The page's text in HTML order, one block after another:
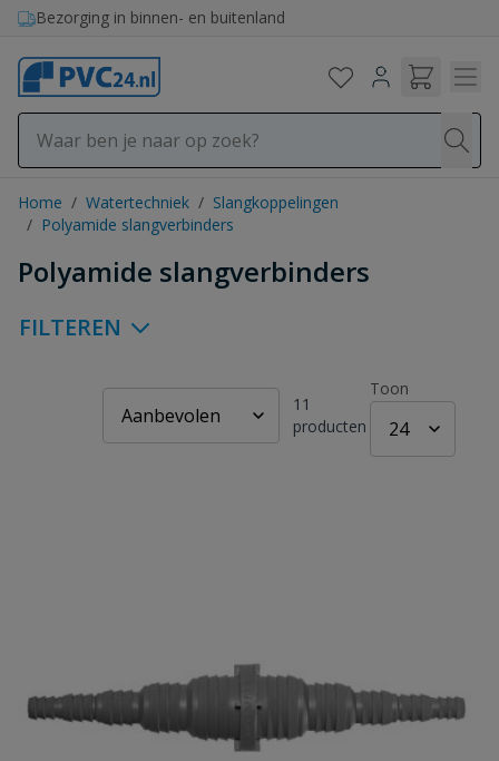
Ga naar de inhoud
Bezorging in binnen- en buitenland
Home / Watertechniek / Slangkoppelingen
/ Polyamide slangverbinders
Polyamide slangverbinders
FILTEREN
11
producten
Toon